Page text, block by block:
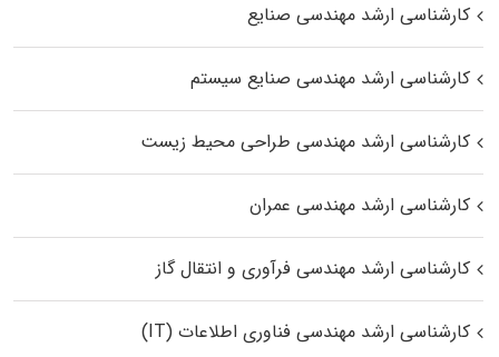
کارشناسی ارشد مهندسی صنایع
کارشناسی ارشد مهندسی صنایع سیستم
کارشناسی ارشد مهندسی طراحی محیط زیست
کارشناسی ارشد مهندسی عمران
کارشناسی ارشد مهندسی فرآوری و انتقال گاز
کارشناسی ارشد مهندسی فناوری اطلاعات (IT)